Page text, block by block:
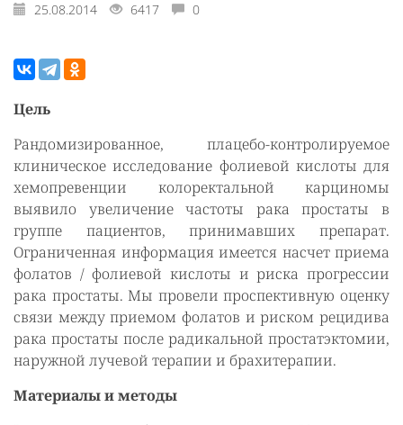
25.08.2014 6417 0
Цель
Рандомизированное, плацебо-контролируемое
клиническое исследование фолиевой кислоты для
хемопревенции колоректальной карциномы
выявило увеличение частоты рака простаты в
группе пациентов, принимавших препарат.
Ограниченная информация имеется насчет приема
фолатов / фолиевой кислоты и риска прогрессии
рака простаты. Мы провели проспективную оценку
связи между приемом фолатов и риском рецидива
рака простаты после радикальной простатэктомии,
наружной лучевой терапии и брахитерапии.
Материалы и методы